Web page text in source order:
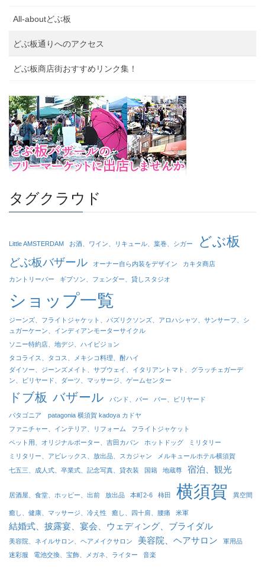
All-aboutどぶ板
どぶ板通りへのアクセス
どぶ板商店街おすすめリンク集！
タグクラウド
Little AMSTERDAM お酒、ワイン、リキュール、葉巻、シガー どぶ板
どぶ板バザール オーナー自ら内装をデザイン カキタ商店
カントリーバー ギブソン、フェンダー、貸しスタジオ
ショップ一覧
ジーンズ、フライトジャケット、パズリクソンズ、アロハシャツ、サンサーフ、シ
ュガーケーン、インディアンモーターサイクル
ソニー特約店、地デジ、ハイビジョン
タコライス、タコス、メキシコ料理、酎ハイ
ダイソー、ジーンズメイト、サブウェイ、イタリアントマト、グラッチェガーデ
ン、ビリヤード、ダーツ、マッサージ、ゲームセンター
ドブ板 バザール バンド、バー バー、ビリヤード
パタゴニア patagonia 横須賀 kadoya カドヤ
ファニチャー、インテリア、リフォーム
フライトジャケット
ペット用、オリジナルポーター、吉田カバン
ホットドッグ
ミリタリー
ミリタリー、アビレックス、放出品、スカジャン
メルキュールホテル横須賀
七五三、成人式、卒業式、記念写真、貸衣装
国籍 地蔵尊 宿泊、観光
居酒屋、食堂、ホッピー、出前 放出品 本町2-6 柿田 横須賀 異空間
癒し、健康、マッサージ、冷え性 癒し、四十肩、腰痛 米軍
結婚式、披露宴、宴会、ウェディング、ブライダル
美容院、ネイルサロン、ヘアメイクサロン 美容院、ヘアサロン
軍用品
迷彩服
電池交換、宝飾、メガネ、ライター 音楽